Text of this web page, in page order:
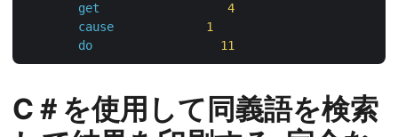
get
4
cause
1
do
11
C＃を使用して同義語を検索